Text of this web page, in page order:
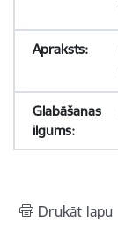
Drukāt lapu